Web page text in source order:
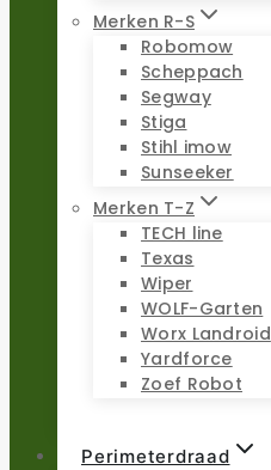
Merken R-S
Robomow
Scheppach
Segway
Stiga
Stihl imow
Sunseeker
Merken T-Z
TECH line
Texas
Wiper
WOLF-Garten
Worx Landroid
Yardforce
Zoef Robot
Perimeterdraad